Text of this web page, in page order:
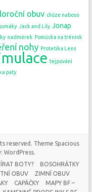
obuv chůze naboso
Jack and Lily Jonap
nadměrek Pomůcka na trénink
nohy Protetika Lens
tejpování
paty
reserved. Theme Spacious
WordPress.
BOTY?
BOSOHRÁTKY
OBUV
ZIMNÍ OBUV
CAPÁČKY
MAPY BF –